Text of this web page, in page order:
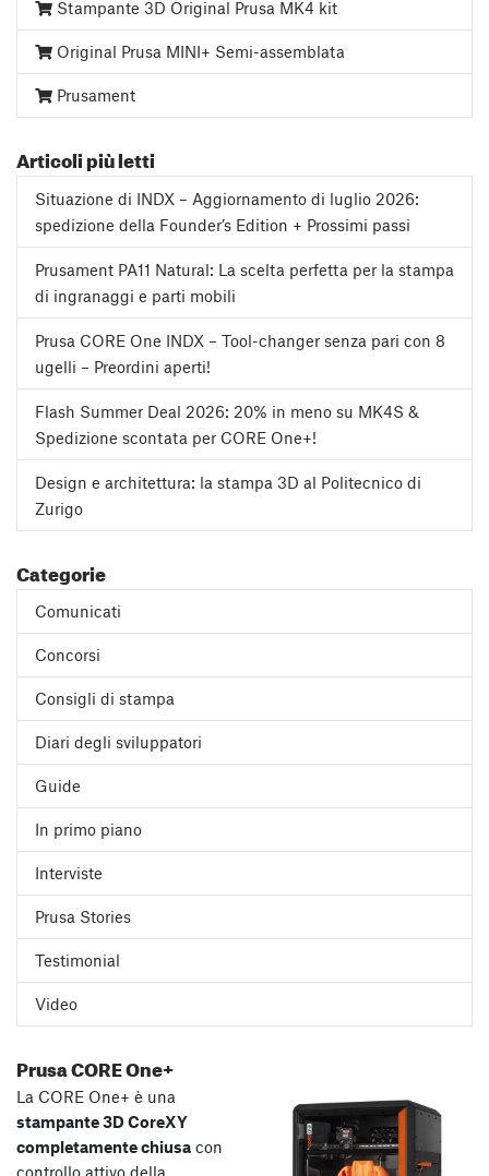
Stampante 3D Original Prusa MK4 kit
Original Prusa MINI+ Semi-assemblata
Prusament
Articoli più letti
Situazione di INDX – Aggiornamento di luglio 2026:
spedizione della Founder’s Edition + Prossimi passi
Prusament PA11 Natural: La scelta perfetta per la stampa
di ingranaggi e parti mobili
Prusa CORE One INDX – Tool-changer senza pari con 8
ugelli – Preordini aperti!
Flash Summer Deal 2026: 20% in meno su MK4S &
Spedizione scontata per CORE One+!
Design e architettura: la stampa 3D al Politecnico di
Zurigo
Categorie
Comunicati
Concorsi
Consigli di stampa
Diari degli sviluppatori
Guide
In primo piano
Interviste
Prusa Stories
Testimonial
Video
Prusa CORE One+
La CORE One+ è una
stampante 3D CoreXY
completamente chiusa con
controllo attivo della